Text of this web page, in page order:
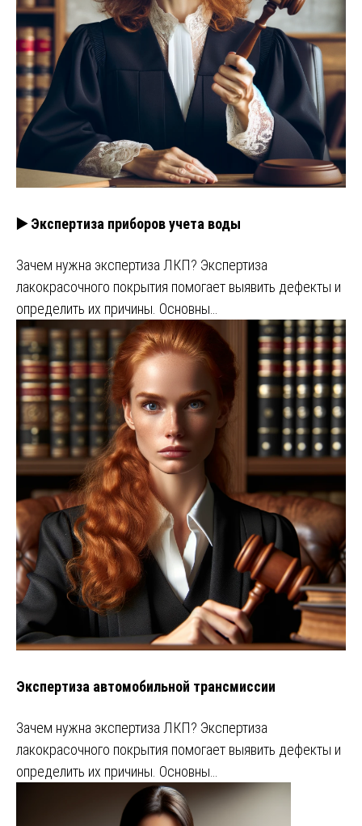
▶️ Экспертиза приборов учета воды
Зачем нужна экспертиза ЛКП? Экспертиза
лакокрасочного покрытия помогает выявить дефекты и
определить их причины. Основны…
Экспертиза автомобильной трансмиссии
Зачем нужна экспертиза ЛКП? Экспертиза
лакокрасочного покрытия помогает выявить дефекты и
определить их причины. Основны…